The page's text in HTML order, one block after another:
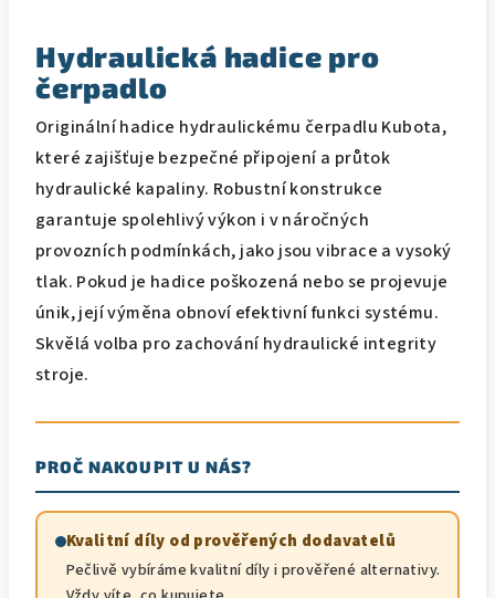
Hydraulická hadice pro
čerpadlo
Originální hadice hydraulickému čerpadlu Kubota,
které zajišťuje bezpečné připojení a průtok
hydraulické kapaliny. Robustní konstrukce
garantuje spolehlivý výkon i v náročných
provozních podmínkách, jako jsou vibrace a vysoký
tlak. Pokud je hadice poškozená nebo se projevuje
únik, její výměna obnoví efektivní funkci systému.
Skvělá volba pro zachování hydraulické integrity
stroje.
PROČ NAKOUPIT U NÁS?
Kvalitní díly od prověřených dodavatelů
Pečlivě vybíráme kvalitní díly i prověřené alternativy.